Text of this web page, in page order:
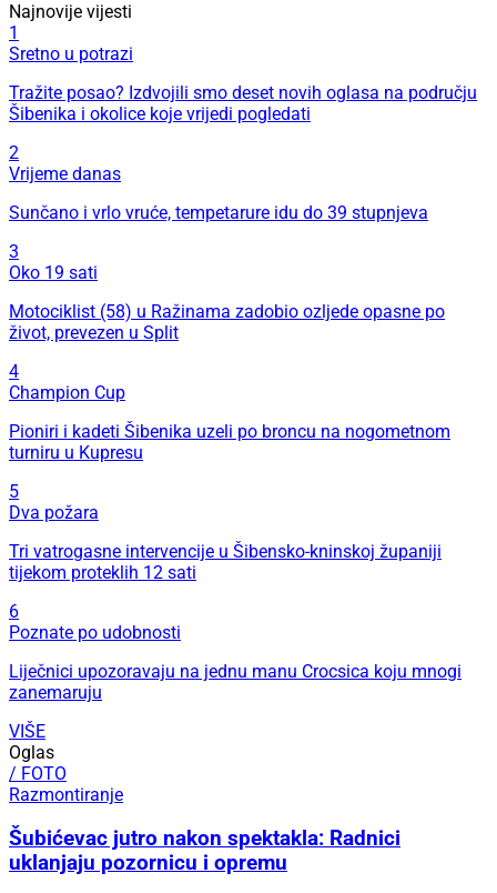
Najnovije vijesti
1
Sretno u potrazi
Tražite posao? Izdvojili smo deset novih oglasa na području
Šibenika i okolice koje vrijedi pogledati
2
Vrijeme danas
Sunčano i vrlo vruće, tempetarure idu do 39 stupnjeva
3
Oko 19 sati
Motociklist (58) u Ražinama zadobio ozljede opasne po
život, prevezen u Split
4
Champion Cup
Pioniri i kadeti Šibenika uzeli po broncu na nogometnom
turniru u Kupresu
5
Dva požara
Tri vatrogasne intervencije u Šibensko-kninskoj županiji
tijekom proteklih 12 sati
6
Poznate po udobnosti
Liječnici upozoravaju na jednu manu Crocsica koju mnogi
zanemaruju
VIŠE
Oglas
/ FOTO
Razmontiranje
Šubićevac jutro nakon spektakla: Radnici
uklanjaju pozornicu i opremu